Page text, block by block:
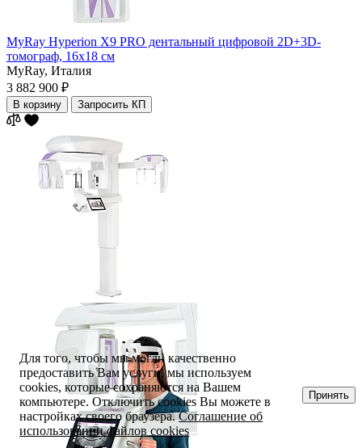
MyRay Hyperion X9 PRO дентальный цифровой 2D+3D-
томограф, 16х18 см
MyRay, Италия
3 882 900 ₽
В корзину Запросить КП
Для того, чтобы мы могли качественно
предоставить Вам услуги, мы используем
cookies, которые сохраняются на Вашем
компьютере. Отключить cookies Вы можете в
настройках своего браузера.Соглашение об
использовании файлов cookies
Принять